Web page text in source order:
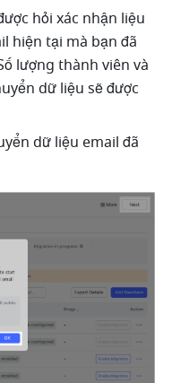
hỏi xác nhận liệu
hiện tại mà bạn đã
lượng thành viên và
dữ liệu sẽ được
dữ liệu email đã